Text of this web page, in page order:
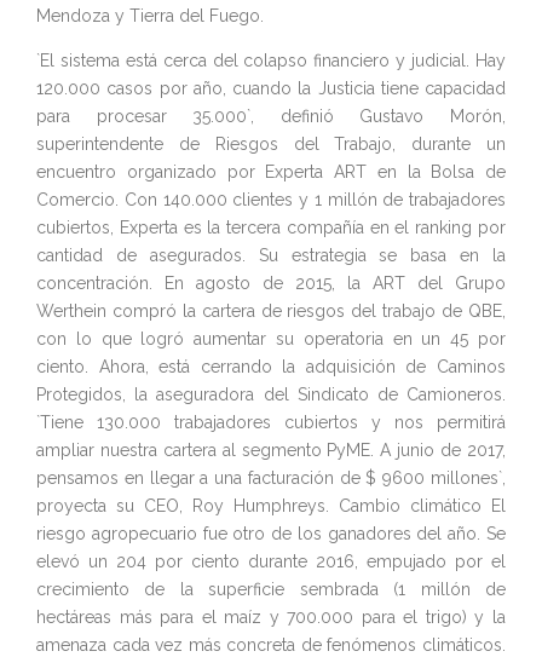
Mendoza y Tierra del Fuego.
`El sistema está cerca del colapso financiero y judicial. Hay
120.000 casos por año, cuando la Justicia tiene capacidad
para procesar 35.000`, definió Gustavo Morón,
superintendente de Riesgos del Trabajo, durante un
encuentro organizado por Experta ART en la Bolsa de
Comercio. Con 140.000 clientes y 1 millón de trabajadores
cubiertos, Experta es la tercera compañía en el ranking por
cantidad de asegurados. Su estrategia se basa en la
concentración. En agosto de 2015, la ART del Grupo
Werthein compró la cartera de riesgos del trabajo de QBE,
con lo que logró aumentar su operatoria en un 45 por
ciento. Ahora, está cerrando la adquisición de Caminos
Protegidos, la aseguradora del Sindicato de Camioneros.
`Tiene 130.000 trabajadores cubiertos y nos permitirá
ampliar nuestra cartera al segmento PyME. A junio de 2017,
pensamos en llegar a una facturación de $ 9600 millones`,
proyecta su CEO, Roy Humphreys. Cambio climático El
riesgo agropecuario fue otro de los ganadores del año. Se
elevó un 204 por ciento durante 2016, empujado por el
crecimiento de la superficie sembrada (1 millón de
hectáreas más para el maíz y 700.000 para el trigo) y la
amenaza cada vez más concreta de fenómenos climáticos.